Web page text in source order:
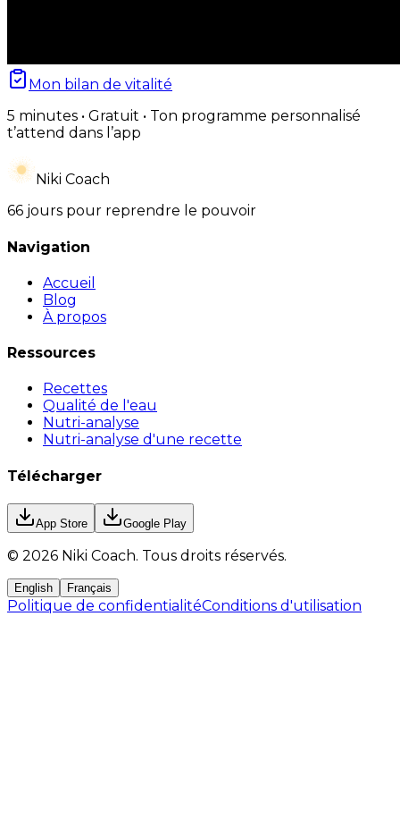
Mon bilan de vitalité
5 minutes • Gratuit • Ton programme personnalisé
t’attend dans l’app
Niki Coach
66 jours pour reprendre le pouvoir
Navigation
Accueil
Blog
À propos
Ressources
Recettes
Qualité de l'eau
Nutri-analyse
Nutri-analyse d'une recette
Télécharger
App Store Google Play
© 2026 Niki Coach. Tous droits réservés.
English Français
Politique de confidentialitéConditions d'utilisation